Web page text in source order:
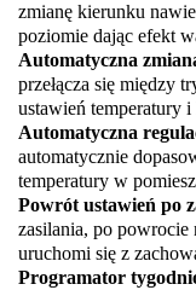
zmianę kierunku
poziomie dając efekt
Automatyczna
przełącza się między
ustawień temperatury
Automatyczna
automatycznie
temperatury w
Powrót ustawień po
zasilania, po powrocie
uruchomi się z
Programator